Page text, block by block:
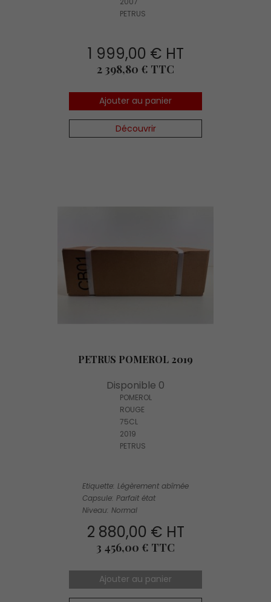
PETRUS
1 999,00 € HT
Prix
2 398,80 € TTC
Ajouter au panier
Découvrir
PETRUS POMEROL 2019
Disponible 0
POMEROL
ROUGE
75CL
2019
PETRUS
Etiquette: Légèrement abîmée
Capsule: Parfait état
Niveau: Normal
2 880,00 € HT
Prix
3 456,00 € TTC
Ajouter au panier